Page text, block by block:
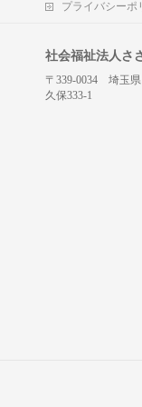
プライバシーポ
社会福祉法人さ
〒339-0034 埼玉
久保333-1